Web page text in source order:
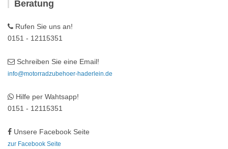
Beratung
Rufen Sie uns an!
0151 - 12115351
Schreiben Sie eine Email!
info@motorradzubehoer-haderlein.de
Hilfe per Wahtsapp!
0151 - 12115351
Unsere Facebook Seite
zur Facebook Seite